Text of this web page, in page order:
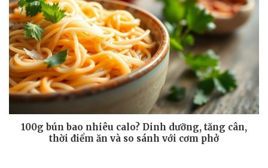
100g bún bao nhiêu calo? Dinh dưỡng, tăng cân,
thời điểm ăn và so sánh với cơm phở